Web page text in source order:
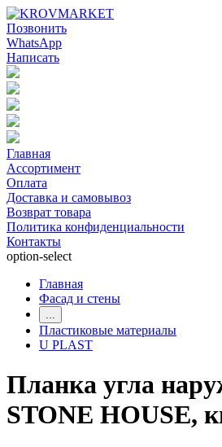
Позвонить
WhatsApp
Написать
Главная
Ассортимент
Оплата
Доставка и самовывоз
Возврат товара
Политика конфиденциальности
Контакты
option-select
Главная
Фасад и стены
...
Пластиковые материалы
U PLAST
Планка угла
STONE HOUSE,